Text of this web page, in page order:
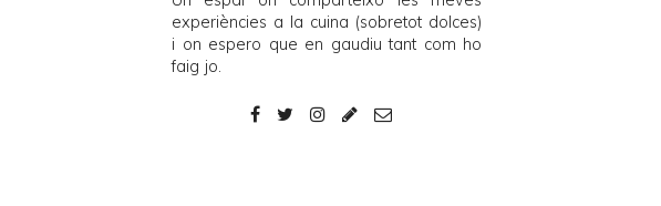
experiències a la cuina (sobretot dolces)
i on espero que en gaudiu tant com ho
faig jo.